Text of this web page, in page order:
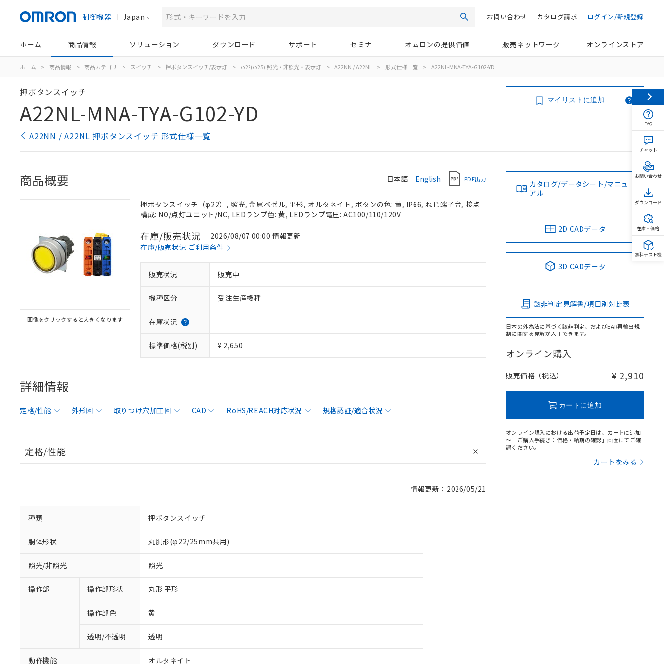
制御機器 Japan 検索 ログイン/新規登録
カタログ請求
お問い合わせ
ホーム 商品情報 ソリューション ダウンロード サポート セミナ オムロンの提供価値 販売ネットワーク オンラインストア
ホーム > 商品情報 > 商品カテゴリ > スイッチ > 押ボタンスイッチ/表示灯 > φ22(φ25):照光・非照光・表示灯 > A22NN / A22NL > 形式仕様一覧 > A22NL-MNA-TYA-G102-YD
押ボタンスイッチ
A22NL-MNA-TYA-G102-YD
A22NN / A22NL 押ボタンスイッチ 形式仕様一覧
マイリストに追加
日本語 English PDF出力
商品概要
画像をクリックすると大きくなります
押ボタンスイッチ（φ22）, 照光, 金属ベゼル, 平形, オルタネイト, ボタンの色: 黄, IP66, ねじ端子台, 接点
構成: NO/点灯ユニット/NC, LEDランプ色: 黄, LEDランプ電圧: AC100/110/120V
在庫/販売状況
2026/08/07 00:00 情報更新
在庫/販売状況 ご利用条件
販売状況 販売中
機種区分 受注生産機種
在庫状況
標準価格(税別) ¥ 2,650
詳細情報
定格/性能 外形図 取りつけ穴加工図 CAD RoHS/REACH対応状況 規格認証/適合状況
定格/性能
情報更新：2026/05/21
種類 押ボタンスイッチ
胴体形状 丸胴形(φ22/25mm共用)
照光/非照光 照光
操作部 操作部形状 丸形 平形
操作部色 黄
透明/不透明 透明
動作機能 オルタネイト
カタログ/データシート/マニュ
アル
2D CADデータ
3D CADデータ
該非判定見解書/項目別対比表
日本の外為法に基づく該非判定、およびEAR再輸出規
制に関する見解が入手できます。
オンライン購入
販売価格（税込） ¥ 2,910
カートに追加
オンライン購入における出荷予定日は、カートに追加
～「ご購入手続き：価格・納期の確認」画面にてご確
認ください。
カートをみる
FAQ
チャット
お問い合わせ
ダウンロード
在庫・価格
無料テスト機